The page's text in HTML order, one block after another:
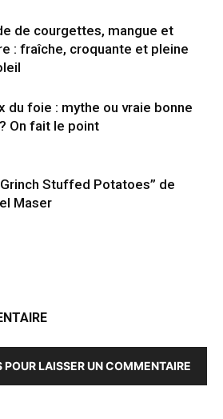
de courgettes, mangue et
: fraîche, croquante et pleine
du foie : mythe ou vraie bonne
On fait le point
Stuffed Potatoes” de
Maser
LAISSER UN COMMENTAIRE